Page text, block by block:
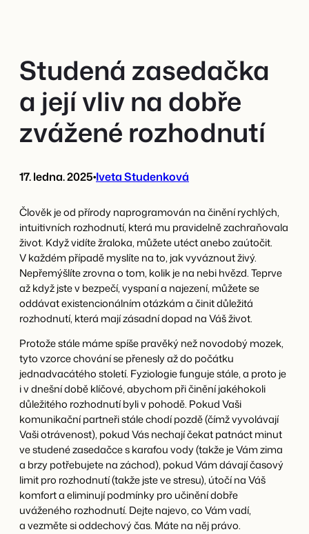
Studená zasedačka
a její vliv na dobře
zvážené rozhodnutí
17. ledna. 2025•Iveta Studenková
Člověk je od přírody naprogramován na činění rychlých,
intuitivních rozhodnutí, která mu pravidelně zachraňovala
život. Když vidíte žraloka, můžete utéct anebo zaútočit.
V každém případě myslíte na to, jak vyváznout živý.
Nepřemýšlíte zrovna o tom, kolik je na nebi hvězd. Teprve
až když jste v bezpečí, vyspaní a najezení, můžete se
oddávat existencionálním otázkám a činit důležitá
rozhodnutí, která mají zásadní dopad na Váš život.
Protože stále máme spíše pravěký než novodobý mozek,
tyto vzorce chování se přenesly až do počátku
jednadvacátého století. Fyziologie funguje stále, a proto je
i v dnešní době klíčové, abychom při činění jakéhokoli
důležitého rozhodnutí byli v pohodě. Pokud Vaši
komunikační partneři stále chodí pozdě (čímž vyvolávají
Vaši otrávenost), pokud Vás nechají čekat patnáct minut
ve studené zasedačce s karafou vody (takže je Vám zima
a brzy potřebujete na záchod), pokud Vám dávají časový
limit pro rozhodnutí (takže jste ve stresu), útočí na Váš
komfort a eliminují podmínky pro učinění dobře
uváženého rozhodnutí. Dejte najevo, co Vám vadí,
a vezměte si oddechový čas. Máte na něj právo.